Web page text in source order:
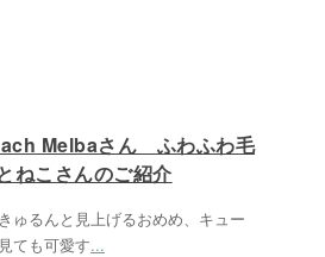
Melbaさん ふわふわ毛
ねこさんのご紹介
ゅるんと見上げるおめめ、キュー
ても可愛す...